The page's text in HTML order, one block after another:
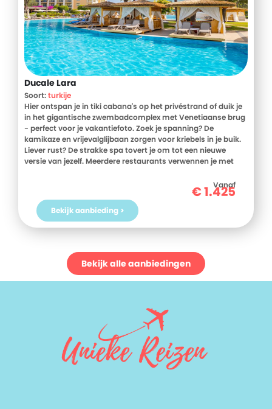
Ducale Lara
Soort:turkije
Hier ontspan je in tiki cabana's op het privéstrand of duik je
in het gigantische zwembadcomplex met Venetiaanse brug
- perfect voor je vakantiefoto. Zoek je spanning? De
kamikaze en vrijevalglijbaan zorgen voor kriebels in je buik.
Liever rust? De strakke spa tovert je om tot een nieuwe
versie van jezelf. Meerdere restaurants verwennen je met
Terwijl de kinderen zich uitleven in de kinderclub, geniet jij
van een cocktail. En 's avonds brengt de animatie jullie
samen voor onvergetelijk entertainment.
Vanaf
€1.425
Bekijk aanbieding >
Bekijk alle aanbiedingen